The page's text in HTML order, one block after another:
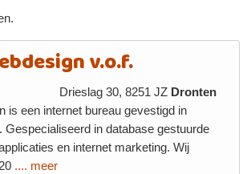
v.o.f.
Drieslag 30, 8251 JZ Dronten
is een internet bureau gevestigd in
Gespecialiseerd in database gestuurde
en internet marketing. Wij
.... meer